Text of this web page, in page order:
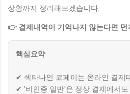
상황까지 정리해보겠습니다.
👉 결제내역이 기억나지 않는다면 먼
핵심요약
✔ 섹타나인 코페이는 온라인 결제
✔ '비인증 일반'은 정상 결제에서도